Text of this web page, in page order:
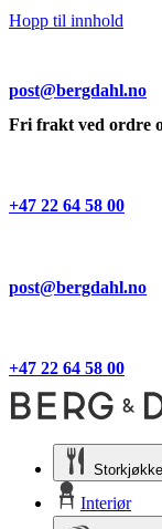
Hopp til innhold
post@bergdahl.no
Fri frakt ved ordre
+47 22 64 58 00
post@bergdahl.no
+47 22 64 58 00
Interiør